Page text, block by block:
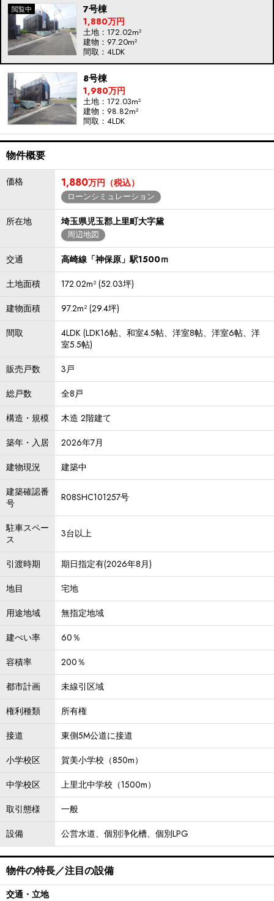
7号棟
1,880万円
土地：172.02m²
建物：97.20m²
間取：4LDK
8号棟
1,980万円
土地：172.03m²
建物：98.82m²
間取：4LDK
物件概要
価格 1,880万円（税込）
ローンシミュレーション
所在地 埼玉県児玉郡上里町大字黛
周辺地図
交通
高崎線「神保原」駅1500ｍ
土地面積
172.02m² (52.03坪)
建物面積
97.2m² (29.4坪)
間取
4LDK (LDK16帖、和室4.5帖、洋室8帖、洋室6帖、洋
室5.5帖)
販売戸数
3戸
総戸数
全8戸
構造・規模
木造 2階建て
築年・入居
2026年7月
建物現況
建築中
建築確認番
号
R08SHC101257号
駐車スペー
ス
3台以上
引渡時期
期日指定有(2026年8月)
地目
宅地
用途地域
無指定地域
建ぺい率
60％
容積率
200％
都市計画
未線引区域
権利種類
所有権
接道
東側5M公道に接道
小学校区
賀美小学校（850m）
中学校区
上里北中学校（1500m）
取引態様
一般
設備
公営水道、個別浄化槽、個別LPG
物件の特長／注目の設備
交通・立地